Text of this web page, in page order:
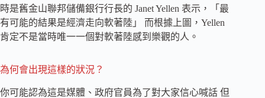
時是舊金山聯邦儲備銀行行長的 Janet Yellen 表示，「最
有可能的結果是經濟走向軟著陸」 而根據上圖，Yellen
肯定不是當時唯一一個對軟著陸感到樂觀的人。
為何會出現這樣的狀況？
你可能認為這是媒體、政府官員為了對大家信心喊話 但